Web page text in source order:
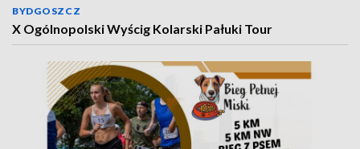
BYDGOSZCZ
X Ogólnopolski Wyścig Kolarski Pałuki Tour